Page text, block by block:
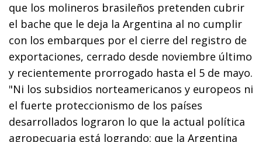
que los molineros brasileños pretenden cubrir
el bache que le deja la Argentina al no cumplir
con los embarques por el cierre del registro de
exportaciones, cerrado desde noviembre último
y recientemente prorrogado hasta el 5 de mayo.
"Ni los subsidios norteamericanos y europeos ni
el fuerte proteccionismo de los países
desarrollados lograron lo que la actual política
agropecuaria está logrando: que la Argentina